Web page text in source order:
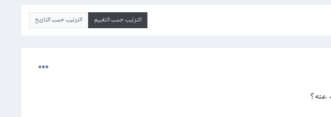
الترتيب حسب التقييم الترتيب حسب التاريخ
عنه؟